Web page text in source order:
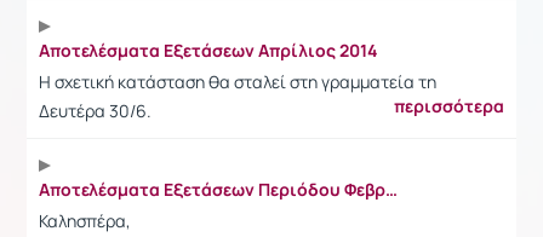
Αποτελέσματα Εξετάσεων Απρίλιος 2014
Η σχετική κατάσταση θα σταλεί στη γραμματεία τη
Δευτέρα 30/6.
περισσότερα
Αποτελέσματα Εξετάσεων Περιόδου Φεβρουαρίου
Καλησπέρα,